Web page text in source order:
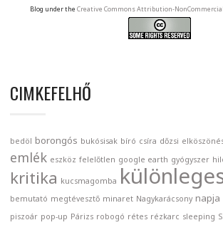
Blog under the Creative Commons Attribution-
CIMKEFELHŐ
bedöl borongós bukósisak bíró csíra dőzsi
emlék eszköz felelőtlen google earth gyógyszer
kritika kucsmagomba
bemutató megtévesztő minaret Nagykarácsony napja
piszoár pop-up Párizs robogó rétes rézkarc sleeping